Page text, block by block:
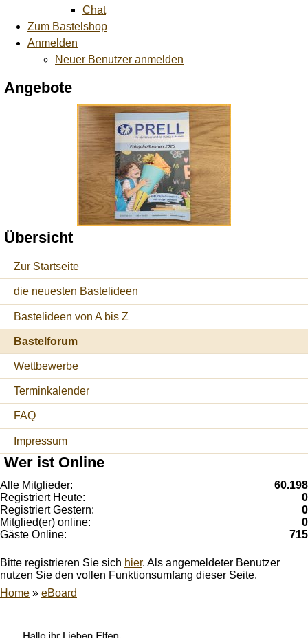
Chat
Zum Bastelshop
Anmelden
Neuer Benutzer anmelden
Angebote
Übersicht
Zur Startseite
die neuesten Bastelideen
Bastelideen von A bis Z
Bastelforum
Wettbewerbe
Terminkalender
FAQ
Impressum
Wer ist Online
Alle Mitglieder:
60.198
Registriert Heute:
0
Registriert Gestern:
0
Mitglied(er) online:
0
Gäste Online:
715
Bitte registrieren Sie sich hier. Als angemeldeter Benutzer
nutzen Sie den vollen Funktionsumfang dieser Seite.
Home » eBoard